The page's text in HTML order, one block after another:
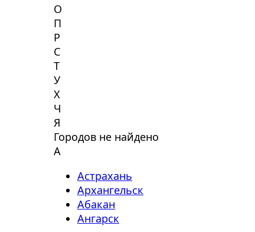
О
П
Р
С
Т
У
Х
Ч
Я
Городов не найдено
А
Астрахань
Архангельск
Абакан
Ангарск